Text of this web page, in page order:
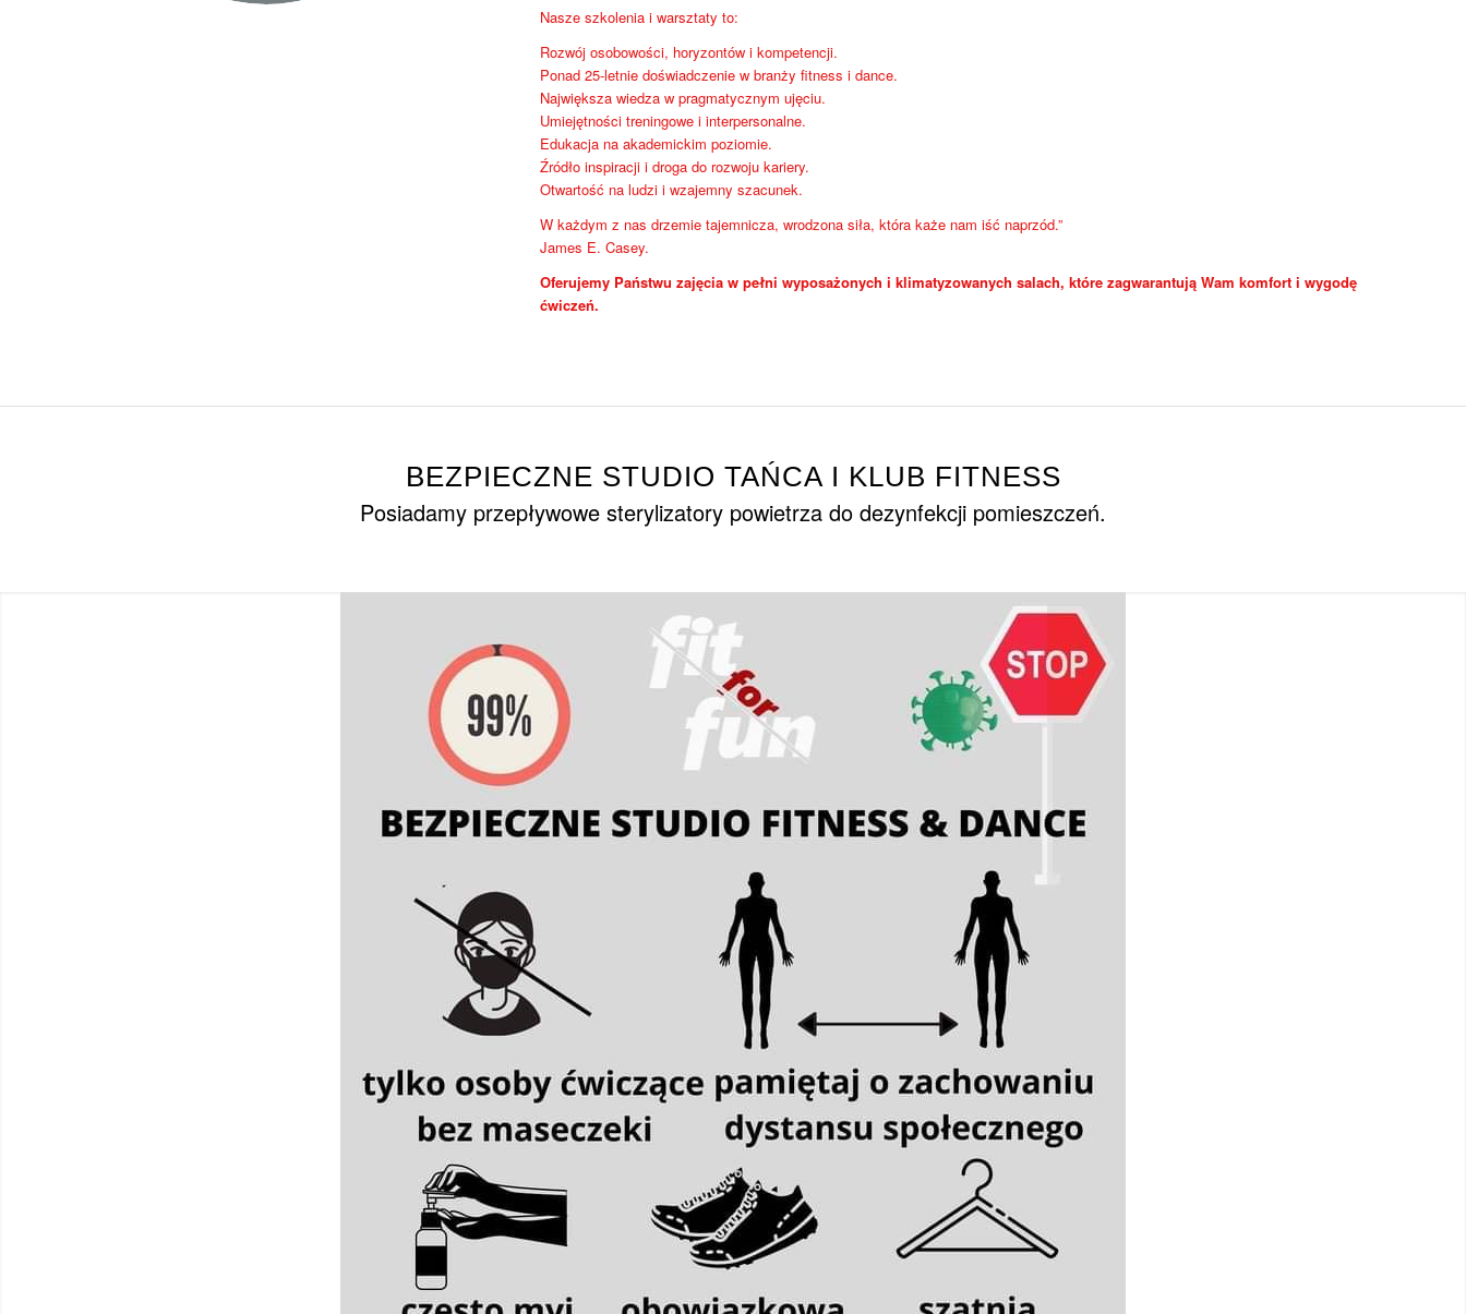
Nasze szkolenia i warsztaty to:
Rozwój osobowości, horyzontów i kompetencji.
Ponad 25-letnie doświadczenie w branży fitness i dance.
Największa wiedza w pragmatycznym ujęciu.
Umiejętności treningowe i interpersonalne.
Edukacja na akademickim poziomie.
Źródło inspiracji i droga do rozwoju kariery.
Otwartość na ludzi i wzajemny szacunek.
W każdym z nas drzemie tajemnicza, wrodzona siła, która każe nam iść naprzód.”
James E. Casey.
Oferujemy Państwu zajęcia w pełni wyposażonych i klimatyzowanych salach, które zagwarantują Wam komfort i wygodę
ćwiczeń.
BEZPIECZNE STUDIO TAŃCA I KLUB FITNESS
Posiadamy przepływowe sterylizatory powietrza do dezynfekcji pomieszczeń.